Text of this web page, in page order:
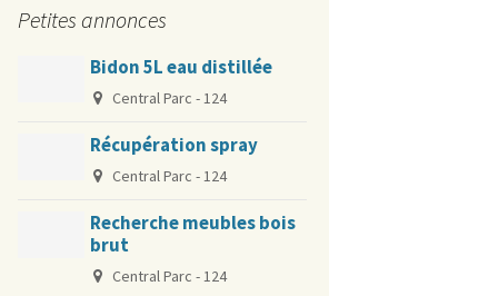
Protection Pigeons
Spécial innondation
Jazz dans le quartier
Petites annonces
Bidon 5L eau distillée
Central Parc - 124
Récupération spray
Central Parc - 124
Recherche meubles bois
brut
Central Parc - 124